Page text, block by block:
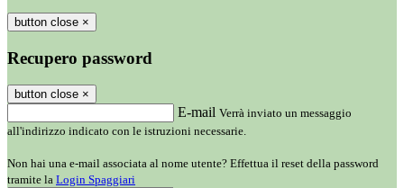
button close ×
Recupero password
button close ×
E-mail Verrà inviato un messaggio
all'indirizzo indicato con le istruzioni necessarie.
Non hai una e-mail associata al nome utente? Effettua il reset della password
tramite la Login Spaggiari